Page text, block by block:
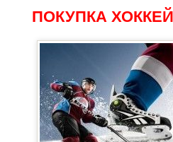
ПОКУПКА